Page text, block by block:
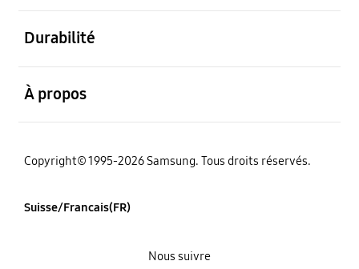
Durabilité
À propos
Copyright© 1995-2026 Samsung. Tous droits réservés.
Suisse/Francais(FR)
Nous suivre